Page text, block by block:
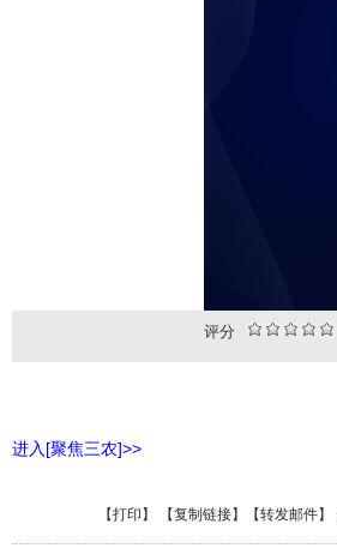
评分
进入[聚焦三农]>>
【打印 】 【复制链接】【转发邮件】